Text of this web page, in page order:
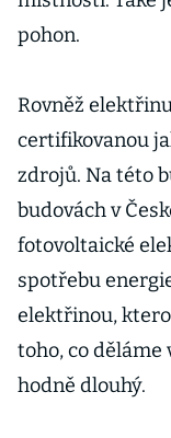
pohon.
Rovněž
certifikovanou
zdrojů. Na této
budovách v
fotovoltaické
spotřebu
elektřinou,
toho, co děláme
hodně dlouhý.